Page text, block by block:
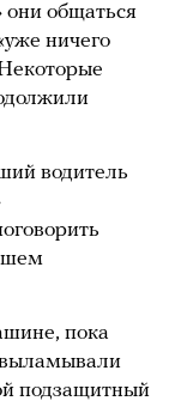
общаться
ничего
водитель
пока
подзащитный